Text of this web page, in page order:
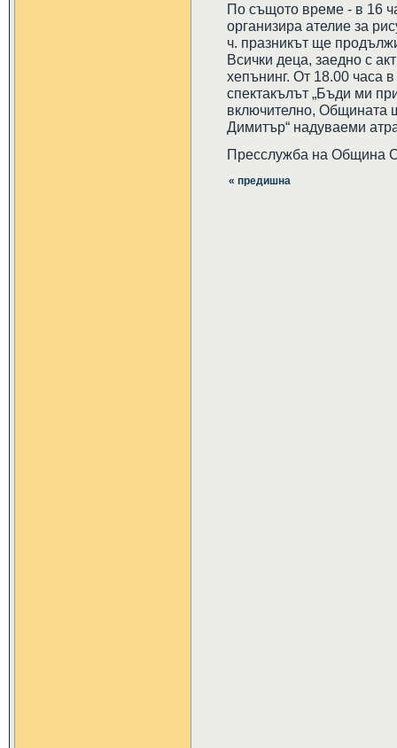
По същото време - в 16
организира ателие за
ч. празникът ще
Всички деца, заедно с
хепънинг. От 18.00 часа
спектакълът „Бъди ми
включително, Общината
Димитър“ надуваеми
Пресслужба на Община
« предишна